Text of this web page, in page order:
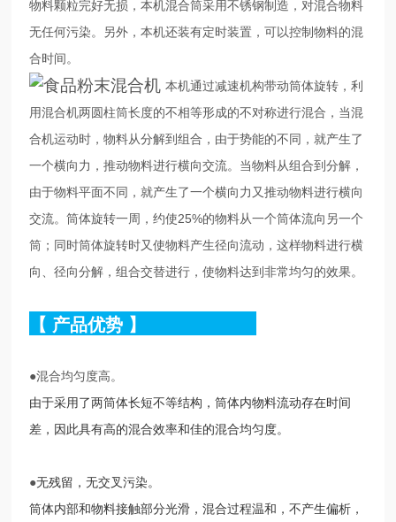
物料颗粒完好无损，本机混合筒采用不锈钢制造，对混合物料
无任何污染。另外，本机还装有定时装置，可以控制物料的混
合时间。
本机通过减速机构带动筒体旋转，利
用混合机两圆柱筒长度的不相等形成的不对称进行混合，当混
合机运动时，物料从分解到组合，由于势能的不同，就产生了
一个横向力，推动物料进行横向交流。当物料从组合到分解，
由于物料平面不同，就产生了一个横向力又推动物料进行横向
交流。筒体旋转一周，约使25%的物料从一个筒体流向另一个
筒；同时筒体旋转时又使物料产生径向流动，这样物料进行横
向、径向分解，组合交替进行，使物料达到非常均匀的效果。
【 产品优势 】
●混合均匀度高。
由于采用了两筒体长短不等结构，筒体内物料流动存在时间
差，因此具有高的混合效率和佳的混合均匀度。
●无残留，无交叉污染。
筒体内部和物料接触部分光滑，混合过程温和，不产生偏析，